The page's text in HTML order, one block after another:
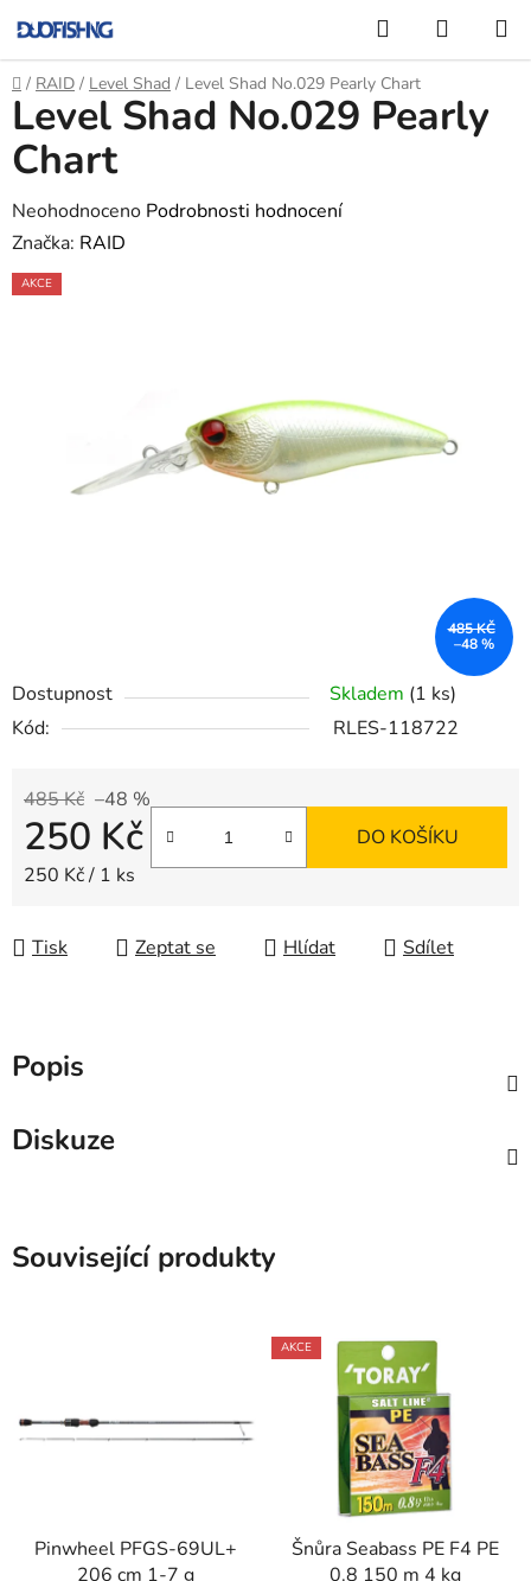
na
obsah
Hledat
KOŠÍK
Domů
/ RAID / Level Shad / Level Shad No.029 Pearly Chart
Dostupnost Skladem (1 ks)
Kód:
RLES-118722
485 Kč –48 %
250 Kč
Měrná cena:
250 Kč / 1 ks
DO KOŠÍKU
Tisk Zeptat se Hlídat Sdílet
Level Shad No.029 Pearly
Chart
Průměrné
hodnocení
produktu
Neohodnoceno Podrobnosti hodnocení
Značka: RAID
AKCE
485 KČ
–48 %
Popis
Diskuze
Související produkty
Pinwheel PFGS-69UL+
206 cm 1-7 g
AKCE
Šnůra Seabass PE F4 PE
0.8 150 m 4 kg